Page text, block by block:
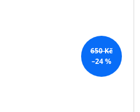
650 Kč
–24 %